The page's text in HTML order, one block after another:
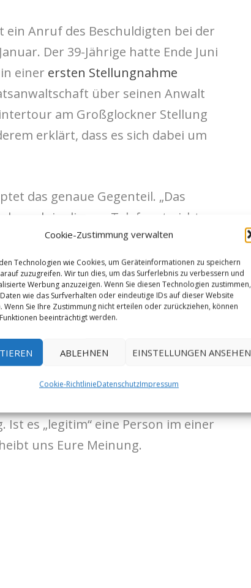
Cookie-Zustimmung verwalten
Technologien wie Cookies, um Geräteinformationen zu speichern
zuzugreifen. Wir tun dies, um das Surferlebnis zu verbessern und
Werbung anzuzeigen. Wenn Sie diesen Technologien zustimmen,
wie das Surfverhalten oder eindeutige IDs auf dieser Website
Wenn Sie Ihre Zustimmung nicht erteilen oder zurückziehen, können
beeinträchtigt werden.
ABLEHNEN EINSTELLUNGEN ANSEHEN
Cookie-RichtlinieDatenschutzImpressum
Anruf des Beschuldigten bei der
Der 39-Jährige hatte Ende Juni
einer ersten Stellungnahme
über seinen Anwalt
am Großglockner Stellung
erklärt, dass es sich dabei um
das genaue Gegenteil. „Das
auch in diesem Telefonat nicht zum
dazu kurz nach der ersten,
des Beschuldigten zu den
„mehr als zwei Stunden später”
Sicherheitsbehörde hatte sich
„aus verfahrenstechnischen
Verfahrens öffentlich in
Wann greift die
es „legitim“ eine Person im einer
uns Eure Meinung.